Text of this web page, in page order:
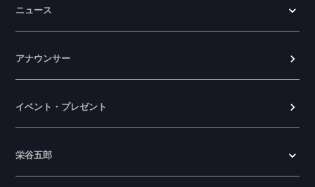
ニュース
アナウンサー
イベント・プレゼント
栄谷五郎